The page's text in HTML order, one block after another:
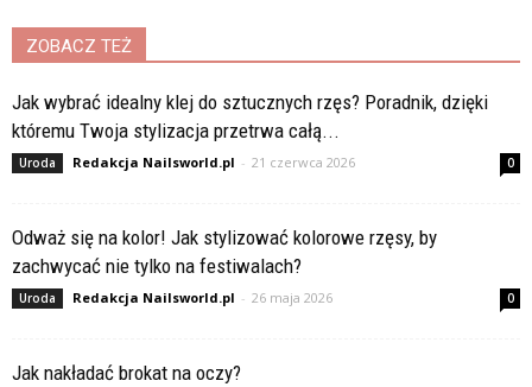
ZOBACZ TEŻ
Jak wybrać idealny klej do sztucznych rzęs? Poradnik, dzięki
któremu Twoja stylizacja przetrwa całą...
Uroda Redakcja Nailsworld.pl - 21 czerwca 2026 0
Odważ się na kolor! Jak stylizować kolorowe rzęsy, by
zachwycać nie tylko na festiwalach?
Uroda Redakcja Nailsworld.pl - 26 maja 2026 0
Jak nakładać brokat na oczy?